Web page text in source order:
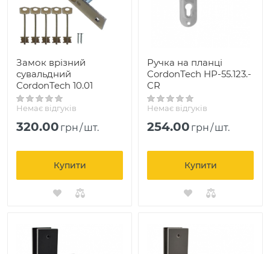
Замок врізний
сувальдний
CordonTech 10.01
Немає відгуків
320.00 грн/шт.
Купити
Ручка на планці
CordonTech HP-55.123.-
CR
Немає відгуків
254.00 грн/шт.
Купити